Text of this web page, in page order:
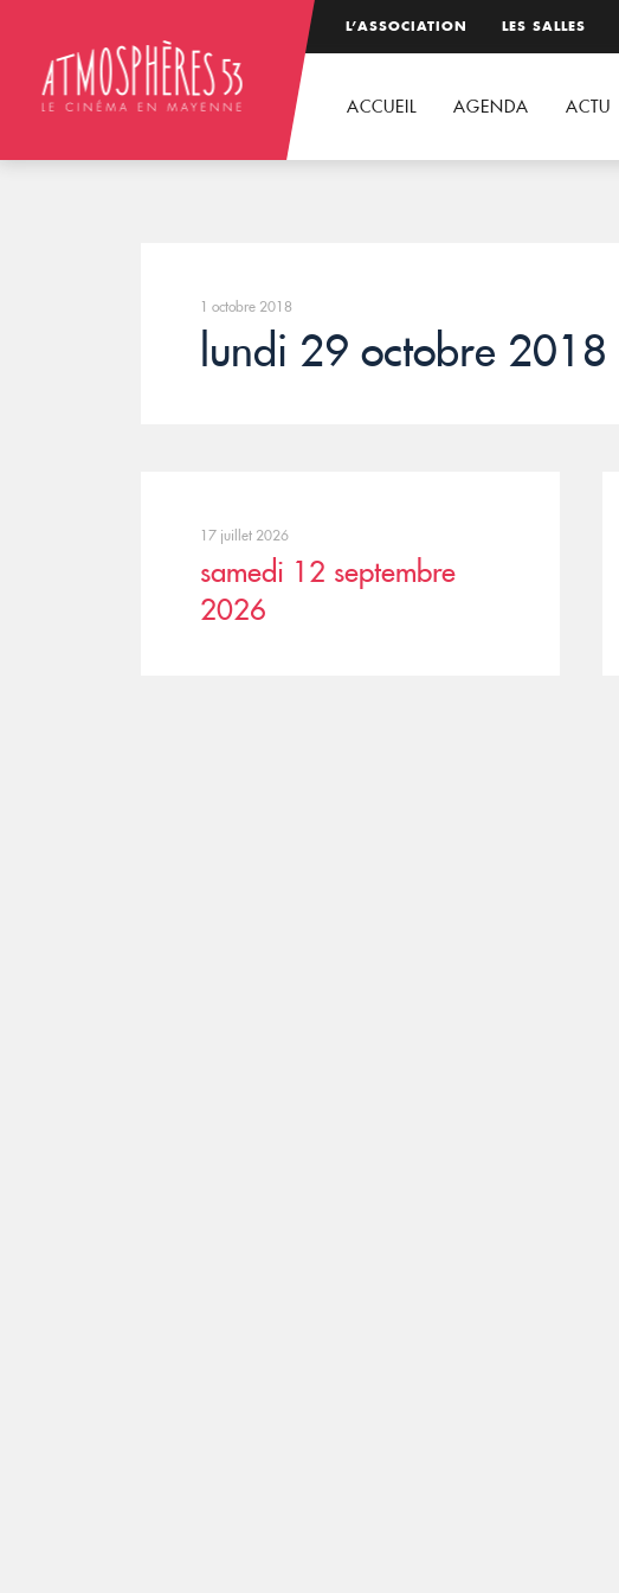
L’ASSOCIATION LES SALLES
ACCUEIL AGENDA ACTU
1 octobre 2018
lundi 29 octobre 2018
17 juillet 2026
samedi 12 septembre
2026